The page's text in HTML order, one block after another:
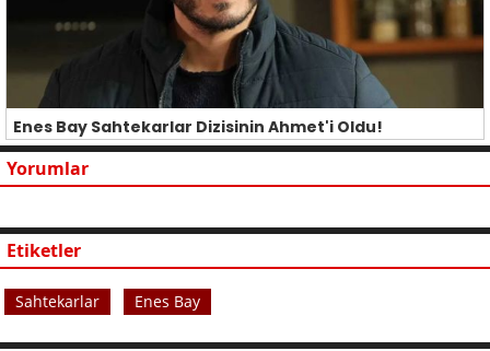
Enes Bay Sahtekarlar Dizisinin Ahmet'i Oldu!
Yorumlar
Etiketler
Sahtekarlar Enes Bay